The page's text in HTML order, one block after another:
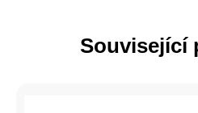
Související